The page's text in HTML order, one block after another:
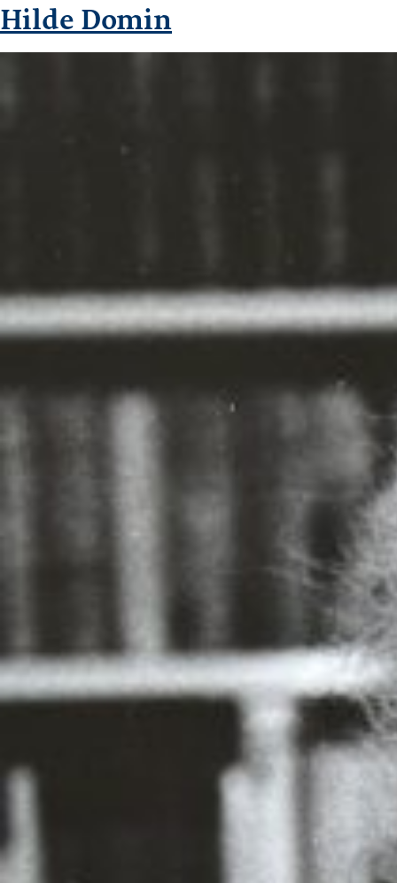
Hilde Domin